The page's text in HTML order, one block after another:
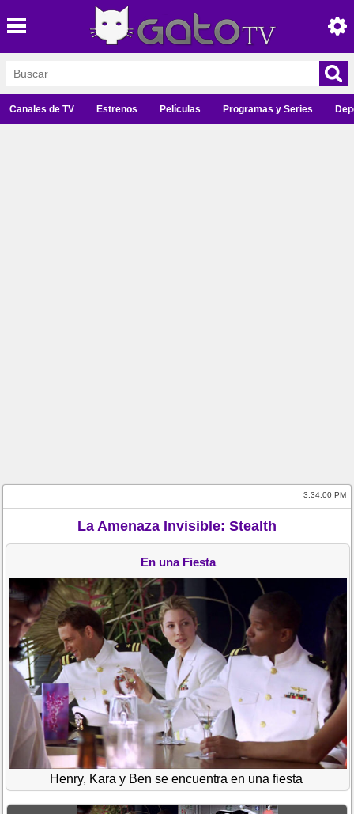
Canales de TV Estrenos Películas Programas y Series
3:34:00 PM
La Amenaza Invisible: Stealth
En una Fiesta
Henry, Kara y Ben se encuentra en una fiesta